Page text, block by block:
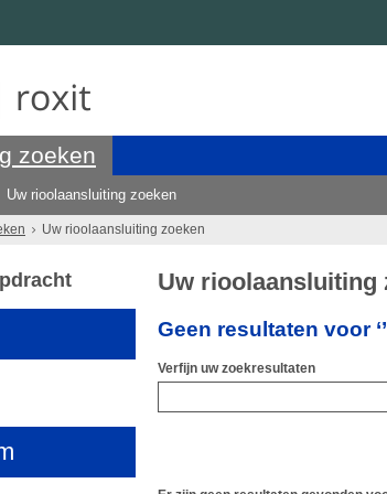
zoeken
Uw rioolaansluiting zoeken
Uw rioolaansluiting zoeken
Uw rioolaansluiting
Geen resultaten voor ‘’
Verfijn uw zoekresultaten